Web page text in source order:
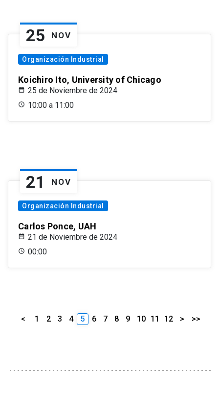
25 NOV
Organización Industrial
Koichiro Ito, University of Chicago
25 de Noviembre de 2024
10:00 a 11:00
21 NOV
Organización Industrial
Carlos Ponce, UAH
21 de Noviembre de 2024
00:00
< 1 2 3 4 5 6 7 8 9 10 11 12 > >>